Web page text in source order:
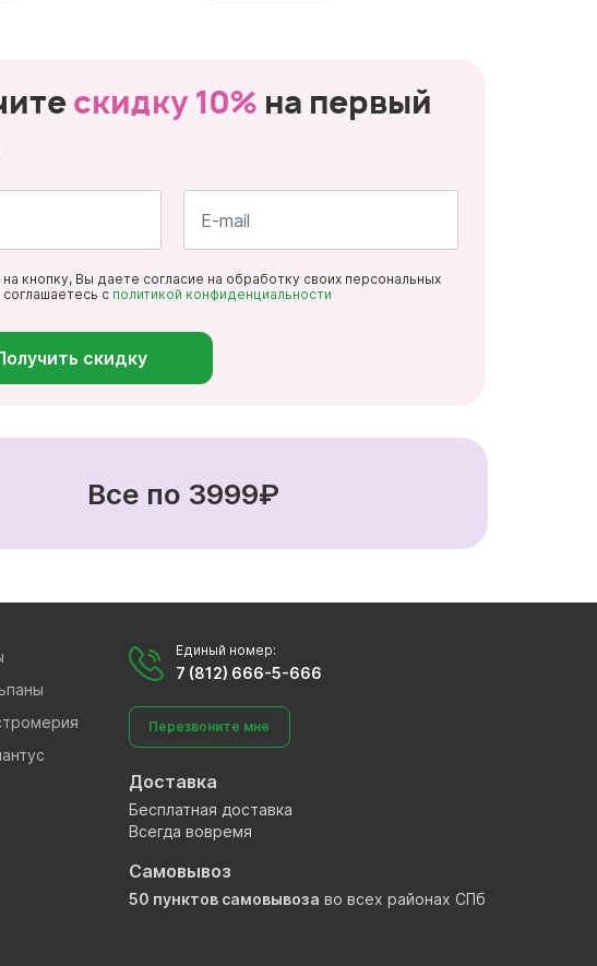
скидку 10% на первый
*
кнопку, Вы даете согласие на обработку своих персональных
с политикой конфиденциальности
скидку
Все по 3999₽
Единый номер:
7 (812) 666-5-666
Перезвоните мне
Доставка
Бесплатная доставка
Всегда вовремя
Самовывоз
50 пунктов самовывоза во всех районах СПб